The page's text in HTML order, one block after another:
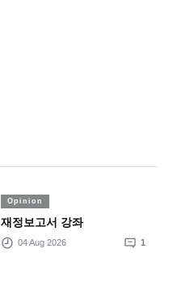
Opinion
재정보고서 강좌
04 Aug 2026 1